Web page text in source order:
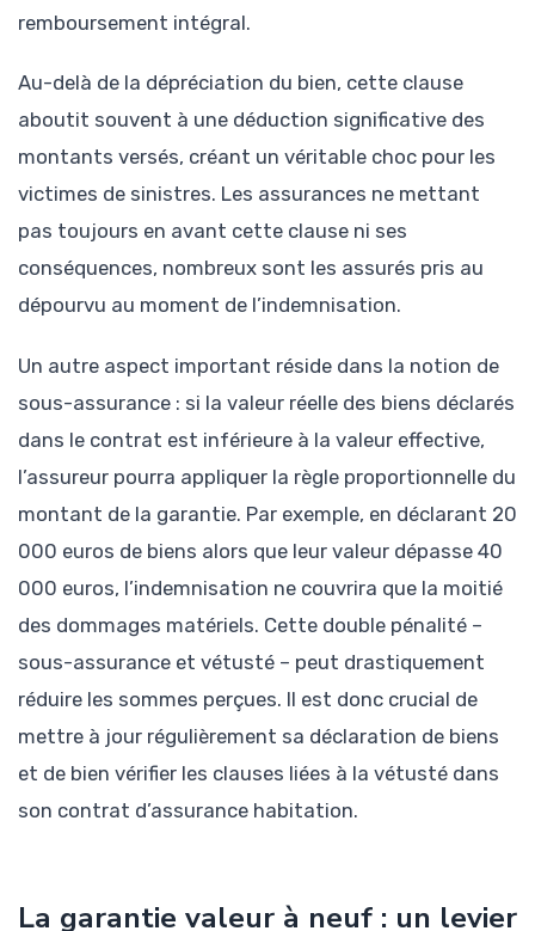
remboursement intégral.
Au-delà de la dépréciation du bien, cette clause
aboutit souvent à une déduction significative des
montants versés, créant un véritable choc pour les
victimes de sinistres. Les assurances ne mettant
pas toujours en avant cette clause ni ses
conséquences, nombreux sont les assurés pris au
dépourvu au moment de l’indemnisation.
Un autre aspect important réside dans la notion de
sous-assurance : si la valeur réelle des biens déclarés
dans le contrat est inférieure à la valeur effective,
l’assureur pourra appliquer la règle proportionnelle du
montant de la garantie. Par exemple, en déclarant 20
000 euros de biens alors que leur valeur dépasse 40
000 euros, l’indemnisation ne couvrira que la moitié
des dommages matériels. Cette double pénalité –
sous-assurance et vétusté – peut drastiquement
réduire les sommes perçues. Il est donc crucial de
mettre à jour régulièrement sa déclaration de biens
et de bien vérifier les clauses liées à la vétusté dans
son contrat d’assurance habitation.
La garantie valeur à neuf : un levier